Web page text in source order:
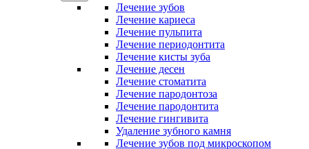
Лечение зyбов
Лечение кариеса
Лечение пульпита
Лечение периодонтита
Лечение кисты зуба
Лечение десен
Лечение стоматита
Лечение пародонтоза
Лечение пародонтита
Лечение гингивита
Удаление зубного камня
Лечение зубов под микроскопом